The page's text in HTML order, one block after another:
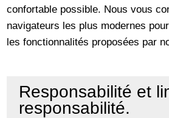
confortable possible. Nous vous
navigateurs les plus modernes
les fonctionnalités proposées par
Responsabilité et
responsabilité.